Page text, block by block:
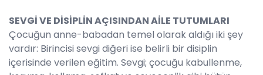
SEVGİ VE DİSİPLİN AÇISINDAN AİLE TUTUMLARI
Çocuğun anne-babadan temel olarak aldığı iki şey
vardır: Birincisi sevgi diğeri ise belirli bir disiplin
içerisinde verilen eğitim. Sevgi; çocuğu kabullenme,